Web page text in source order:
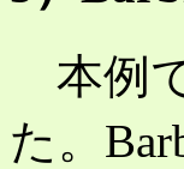
本例
た。